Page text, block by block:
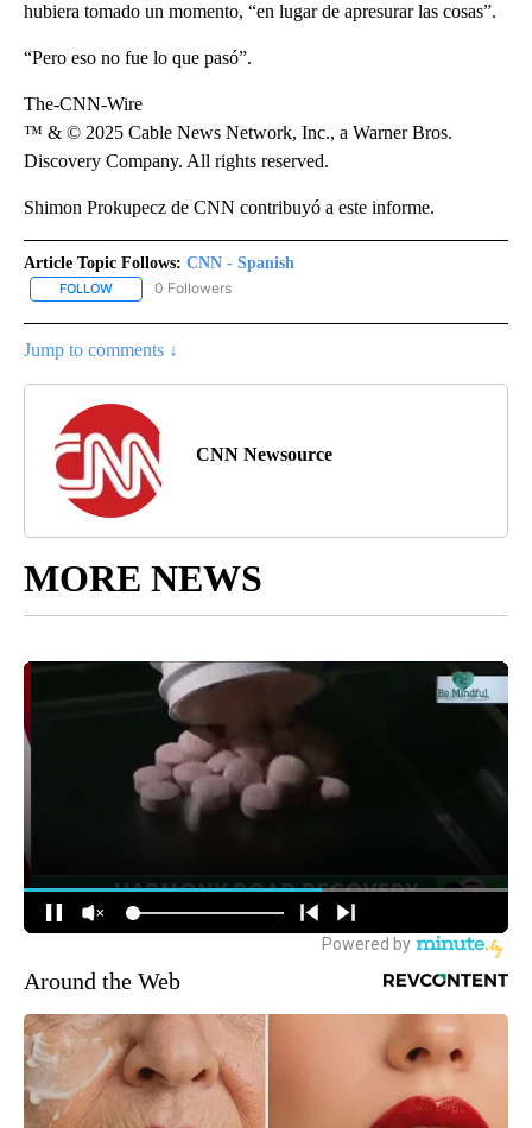
hubiera tomado un momento, “en lugar de apresurar las cosas”.
“Pero eso no fue lo que pasó”.
The-CNN-Wire
™ & © 2025 Cable News Network, Inc., a Warner Bros.
Discovery Company. All rights reserved.
Shimon Prokupecz de CNN contribuyó a este informe.
Article Topic Follows: CNN - Spanish
FOLLOW FOLLOW "CNN - SPANISH" TO RECEIVE NOTIFICATIONS ABOUT
0 Followers
Jump to comments ↓
CNN Newsource
MORE NEWS
Around the Web